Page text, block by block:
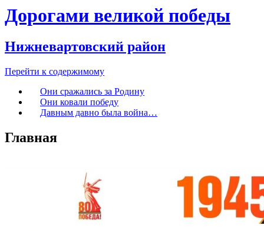
Дорогами великой победы
Нижневартовский район
Перейти к содержимому
Они сражались за Родину
Они ковали победу
Давным давно была война…
Главная